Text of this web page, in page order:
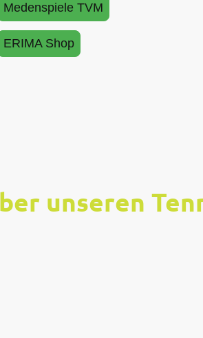
Medenspiele TVM
ERIMA Shop
unseren